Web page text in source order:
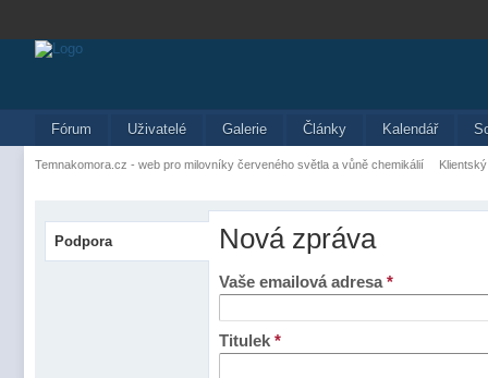
Fórum Uživatelé Galerie Články Kalendář
Temnakomora.cz - web pro milovníky červeného světla a vůně chemikálií
Podpora Nová zpráva
Vaše emailová adresa*
Titulek *